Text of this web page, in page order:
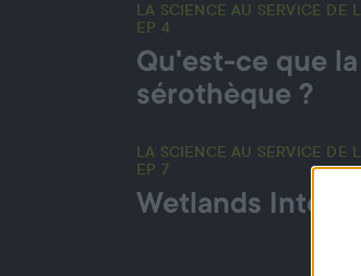
LA SCIENCE AU SERVICE DE
EP 4
Qu'est-ce que la
sérothèque ?
LA SCIENCE AU SERVICE DE
EP 7
Wetlands